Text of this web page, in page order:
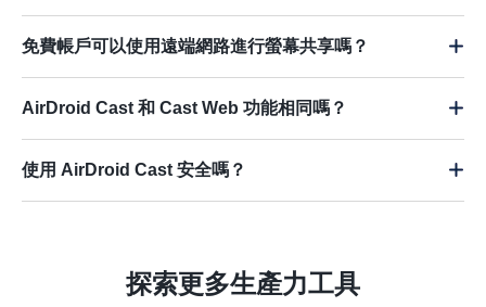
免費帳戶可以使用遠端網路進行螢幕共享嗎？
AirDroid Cast 和 Cast Web 功能相同嗎？
使用 AirDroid Cast 安全嗎？
探索更多生產力工具